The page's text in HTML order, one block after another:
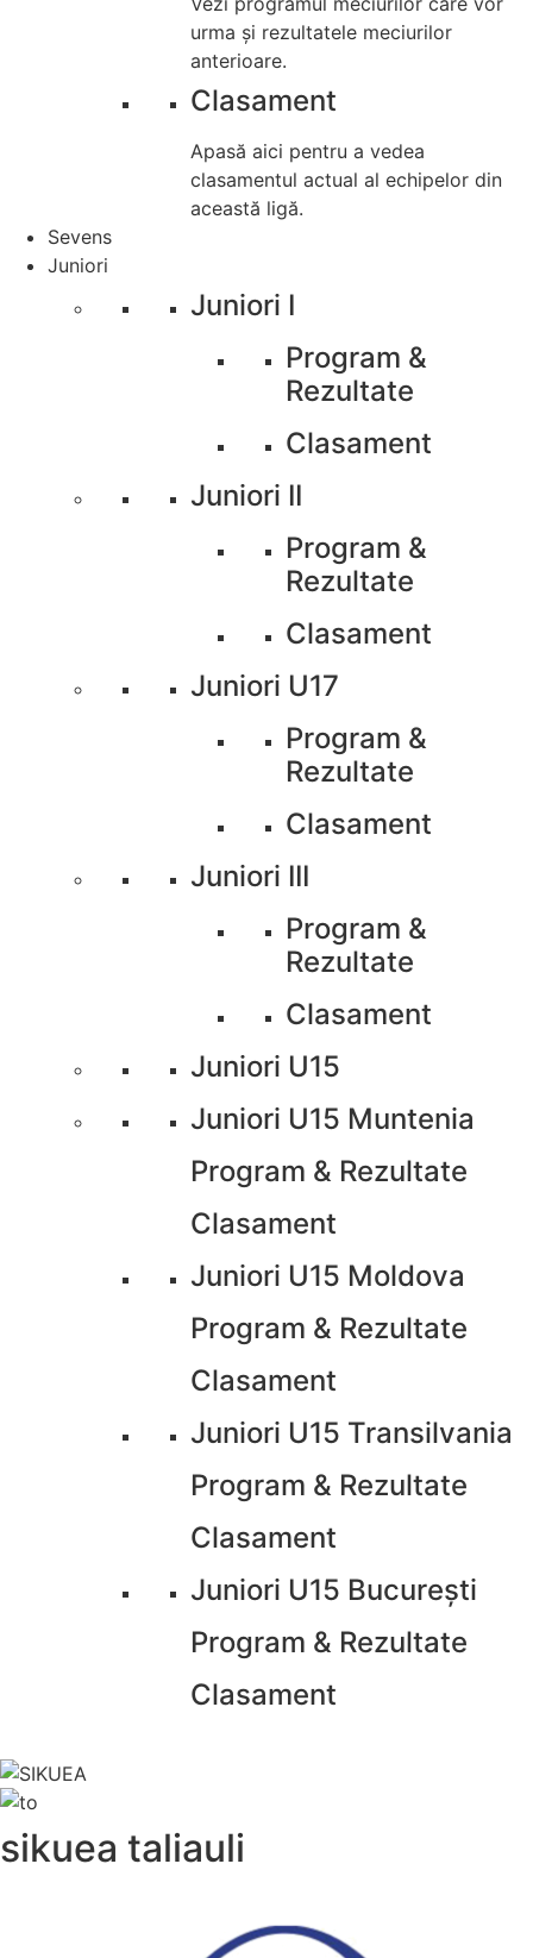
urma și rezultatele meciurilor
anterioare.
Clasament
Apasă aici pentru a vedea
clasamentul actual al echipelor din
această ligă.
Sevens
Juniori
Juniori I
Program &
Rezultate
Clasament
Juniori II
Program &
Rezultate
Clasament
Juniori U17
Program &
Rezultate
Clasament
Juniori III
Program &
Rezultate
Clasament
Juniori U15
Juniori U15 Muntenia
Program & Rezultate
Clasament
Juniori U15 Moldova
Program & Rezultate
Clasament
Juniori U15 Transilvania
Program & Rezultate
Clasament
Juniori U15 București
Program & Rezultate
Clasament
sikuea taliauli